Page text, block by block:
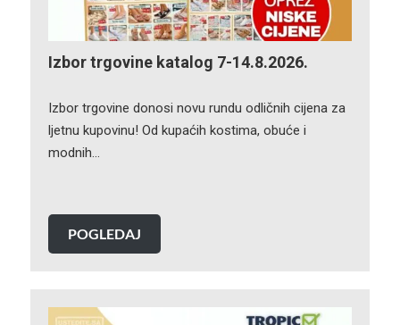
Izbor trgovine katalog 7-14.8.2026.
Izbor trgovine donosi novu rundu odličnih cijena za
ljetnu kupovinu! Od kupaćih kostima, obuće i
modnih…
POGLEDAJ